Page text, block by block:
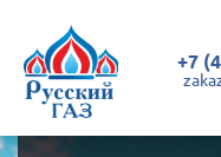
+7